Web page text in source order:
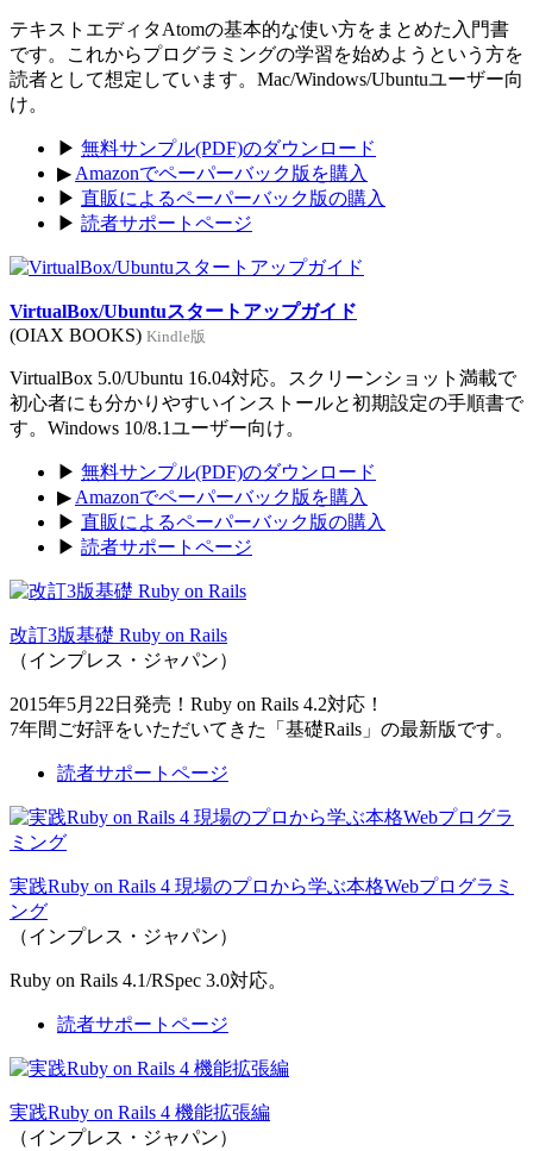
テキストエディタAtomの基本的な使い方をまとめた入門書
です。これからプログラミングの学習を始めようという方を
読者として想定しています。Mac/Windows/Ubuntuユーザー向
け。
▶ 無料サンプル(PDF)のダウンロード
▶ Amazonでペーパーバック版を購入
▶ 直販によるペーパーバック版の購入
▶ 読者サポートページ
VirtualBox/Ubuntuスタートアップガイド
(OIAX BOOKS) Kindle版
VirtualBox 5.0/Ubuntu 16.04対応。スクリーンショット満載で
初心者にも分かりやすいインストールと初期設定の手順書で
す。Windows 10/8.1ユーザー向け。
▶ 無料サンプル(PDF)のダウンロード
▶ Amazonでペーパーバック版を購入
▶ 直販によるペーパーバック版の購入
▶ 読者サポートページ
改訂3版基礎 Ruby on Rails
（インプレス・ジャパン）
2015年5月22日発売！Ruby on Rails 4.2対応！
7年間ご好評をいただいてきた「基礎Rails」の最新版です。
読者サポートページ
実践Ruby on Rails 4 現場のプロから学ぶ本格Webプログラミ
ング
（インプレス・ジャパン）
Ruby on Rails 4.1/RSpec 3.0対応。
読者サポートページ
実践Ruby on Rails 4 機能拡張編
（インプレス・ジャパン）